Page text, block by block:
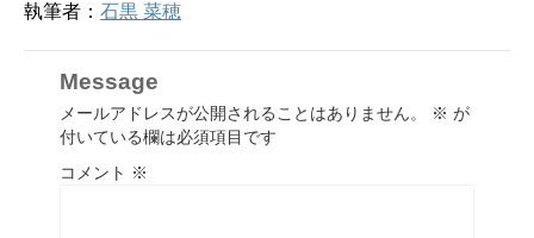
執筆者： 石黒 菜穂
Message
メールアドレスが公開されることはありません。 ※ が
付いている欄は必須項目です
コメント ※